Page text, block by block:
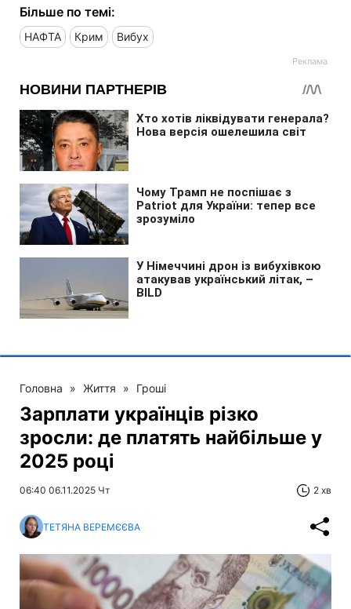
Більше по темі:
НАФТА Крим Вибух
Головна » Життя » Гроші
Зарплати українців різко
зросли: де платять найбільше у
2025 році
06:40 06.11.2025 Чт 2 хв
ТЕТЯНА ВЕРЕМЄЄВА